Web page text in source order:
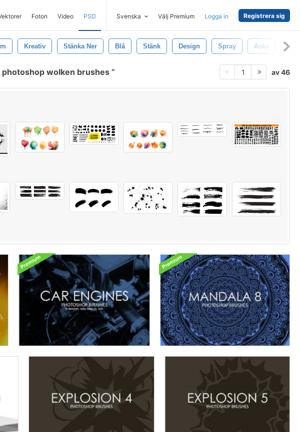
Foton Video PSD Svenska Välj Premium Logga in Registrera sig
Kreativ Stänka Ner Blå Stänk Design Spray Aska
photoshop wolken brushes 1 av 46